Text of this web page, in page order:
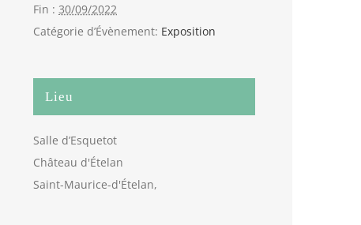
Fin : 30/09/2022
Catégorie d’Évènement: Exposition
Lieu
Salle d’Esquetot
Château d'Ételan
Saint-Maurice-d'Ételan,